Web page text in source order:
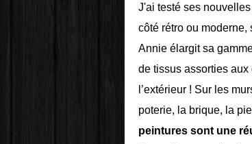
J'ai testé ses
côté rétro ou moderne,
Annie élargit sa
de tissus assorties
l’extérieur ! Sur les
poterie, la brique, la
peintures sont une